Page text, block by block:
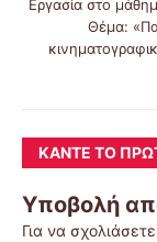
Εργασία στο
Θέμα:
ΚΆΝΤΕ ΤΟ
Υποβολή
Για να